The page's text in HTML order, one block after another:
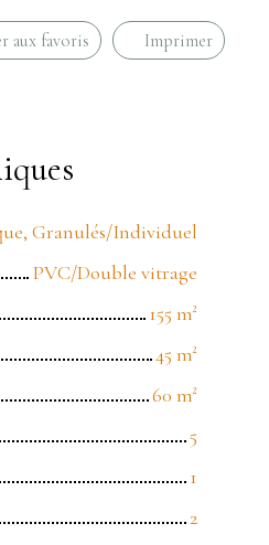
aux favoris Imprimer
Granulés/Individuel
PVC/Double vitrage
155 m²
45 m²
60 m²
5
1
2